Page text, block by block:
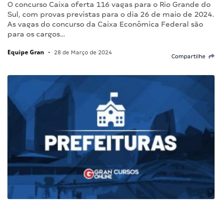
O concurso Caixa oferta 116 vagas para o Rio Grande do
Sul, com provas previstas para o dia 26 de maio de 2024.
As vagas do concurso da Caixa Econômica Federal são
para os cargos…
Equipe Gran • 28 de Março de 2024
Compartilhe